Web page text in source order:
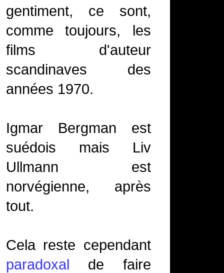
gentiment, ce sont,
comme toujours, les
films d'auteur
scandinaves des
années 1970.
Igmar Bergman est
suédois mais Liv
Ullmann est
norvégienne, après
tout.
Cela reste cependant
paradoxal de faire